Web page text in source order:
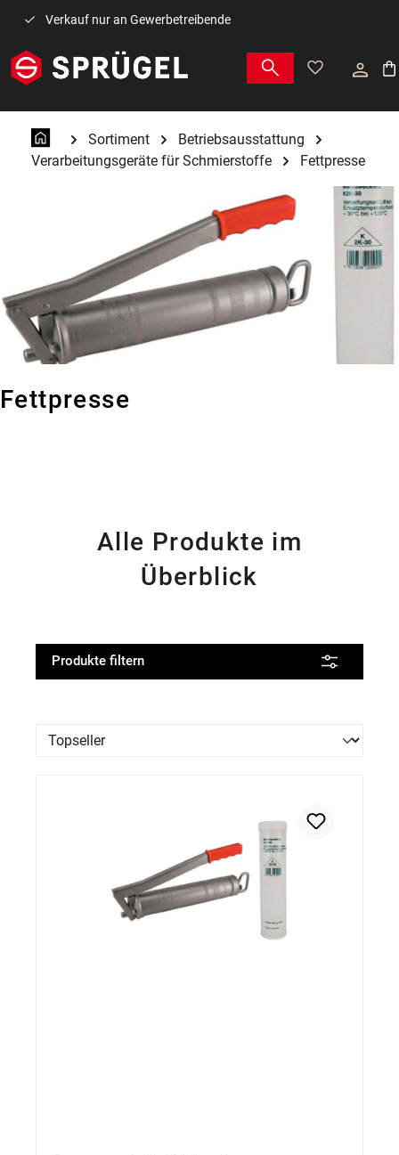
Zum Hauptinhalt springen
Verkauf nur an Gewerbetreibende
Sortiment
Betriebsausstattung
Verarbeitungsgeräte für Schmierstoffe
Fettpresse
Fettpresse
Alle Produkte im
Überblick
Produkte filtern